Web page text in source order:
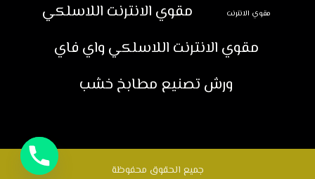
مقوي الانترنت
مقوي الانترنت اللاسلكي
مقوي الانترنت اللاسلكي واي فاي
ورش تصنيع مطابخ خشب
جميع الحقوق محفوظة